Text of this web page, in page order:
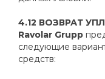
4.12 ВОЗВРАТ
Ravolar Grupp
следующие
средств: